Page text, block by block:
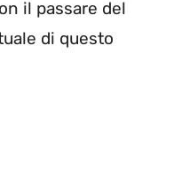
il passare del
di questo